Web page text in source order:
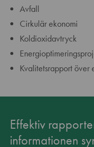
Avfall
Cirkulär ekonomi
Koldioxidavtryck
Kvalitetsrapport över
Effektiv
informationen